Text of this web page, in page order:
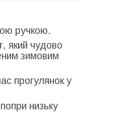
ручкою.
який чудово
зимовим
прогулянок у
низьку